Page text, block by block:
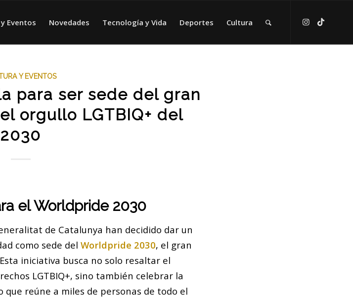
Eventos Novedades Tecnología y Vida Deportes Cultura
Y EVENTOS
para ser sede del gran
orgullo LGTBIQ+ del
2030
el Worldpride 2030
de Catalunya han decidido dar un
como sede del Worldpride 2030, el gran
iniciativa busca no solo resaltar el
LGTBIQ+, sino también celebrar la
reúne a miles de personas de todo el